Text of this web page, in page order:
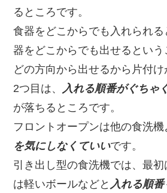
るところです。
食器をどこからでも入れられ
器をどこからでも出せるという
どの方向から出せるから片付け
2つ目は、 入れる順番がぐちゃ
が落ちるところです。
フロントオープンは他の食洗機
を気にしなくていいです。
引き出し型の食洗機では、最
は軽いボールなどと 入れる順